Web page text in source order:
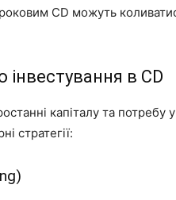
CD можуть
інвестування в CD
капіталу та потребу у
стратегії: